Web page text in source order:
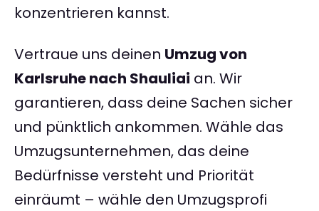
konzentrieren kannst.
Vertraue uns deinen Umzug von
Karlsruhe nach Shauliai an. Wir
garantieren, dass deine Sachen sicher
und pünktlich ankommen. Wähle das
Umzugsunternehmen, das deine
Bedürfnisse versteht und Priorität
einräumt – wähle den Umzugsprofi